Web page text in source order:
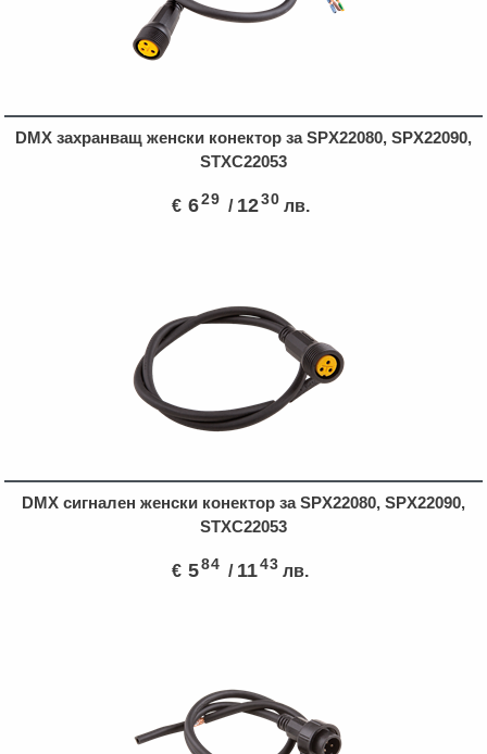
DMX захранващ женски конектор за SPX22080, SPX22090,
STXC22053
€ 629 / 1230 лв.
DMX сигнален женски конектор за SPX22080, SPX22090,
STXC22053
€ 584 / 1143 лв.